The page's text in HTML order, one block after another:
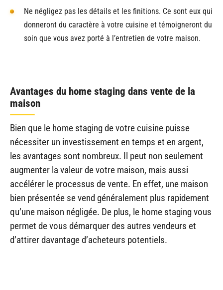
Ne négligez pas les détails et les finitions. Ce sont eux qui
donneront du caractère à votre cuisine et témoigneront du
soin que vous avez porté à l’entretien de votre maison.
Avantages du home staging dans vente de la
maison
Bien que le home staging de votre cuisine puisse
nécessiter un investissement en temps et en argent,
les avantages sont nombreux. Il peut non seulement
augmenter la valeur de votre maison, mais aussi
accélérer le processus de vente. En effet, une maison
bien présentée se vend généralement plus rapidement
qu’une maison négligée. De plus, le home staging vous
permet de vous démarquer des autres vendeurs et
d’attirer davantage d’acheteurs potentiels.